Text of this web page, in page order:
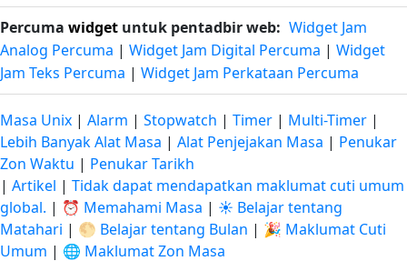
Percuma widget untuk pentadbir web: Widget Jam
Analog Percuma | Widget Jam Digital Percuma | Widget
Jam Teks Percuma | Widget Jam Perkataan Percuma
Masa Unix | Alarm | Stopwatch | Timer | Multi-Timer |
Lebih Banyak Alat Masa | Alat Penjejakan Masa | Penukar
Zon Waktu | Penukar Tarikh
| Artikel | Tidak dapat mendapatkan maklumat cuti umum
global. | ⏰ Memahami Masa | ☀️ Belajar tentang
Matahari | 🌕 Belajar tentang Bulan | 🎉 Maklumat Cuti
Umum | 🌐 Maklumat Zon Masa